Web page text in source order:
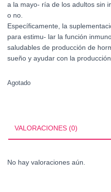
a la mayo- ría de los adultos sin
o no.
Específicamente, la
para estimu- lar la función
saludables de producción de
sueño y ayudar con la
Agotado
VALORACIONES (0)
No hay valoraciones aún.